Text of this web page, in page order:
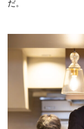
だ。